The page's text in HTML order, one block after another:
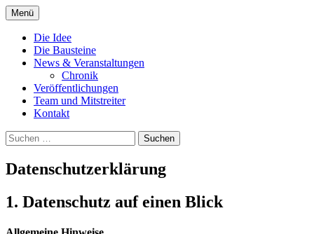
Zum
Inhalt
springen
Humboldt Dschungel Berlin
Begrünung des Humboldt Forums
Menü
Die Idee
Die Bausteine
News & Veranstaltungen
Chronik
Veröffentlichungen
Team und Mitstreiter
Kontakt
Suchen
nach:
Datenschutzerklärung
1. Datenschutz auf einen Blick